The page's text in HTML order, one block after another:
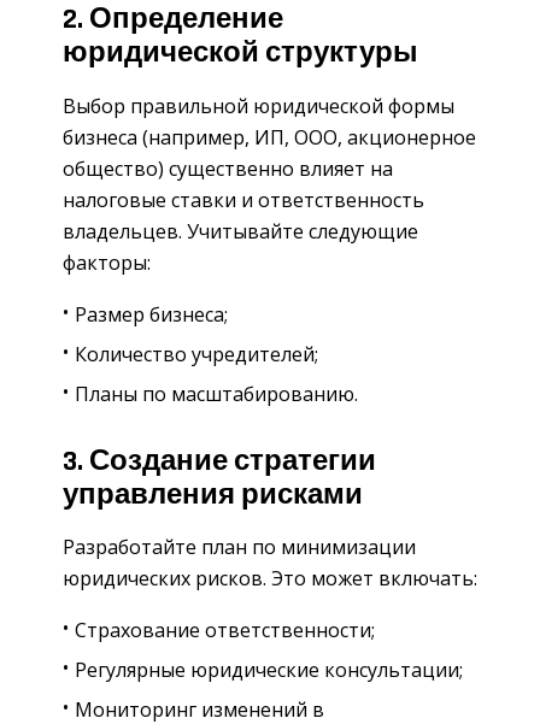
2. Определение
юридической структуры
Выбор правильной юридической формы
бизнеса (например, ИП, ООО, акционерное
общество) существенно влияет на
налоговые ставки и ответственность
владельцев. Учитывайте следующие
факторы:
Размер бизнеса;
Количество учредителей;
Планы по масштабированию.
3. Создание стратегии
управления рисками
Разработайте план по минимизации
юридических рисков. Это может включать:
Страхование ответственности;
Регулярные юридические консультации;
Мониторинг изменений в